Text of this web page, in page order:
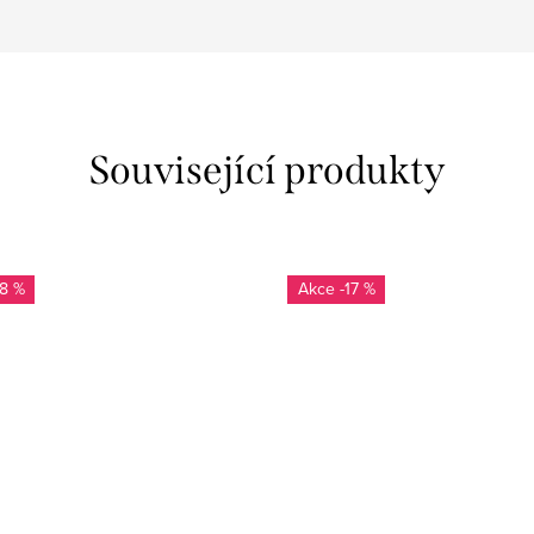
Související produkty
% -17 %